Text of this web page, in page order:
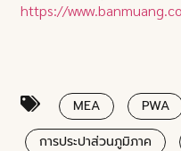
https://
MEA PWA
การประปาส่วนภูมิภาค